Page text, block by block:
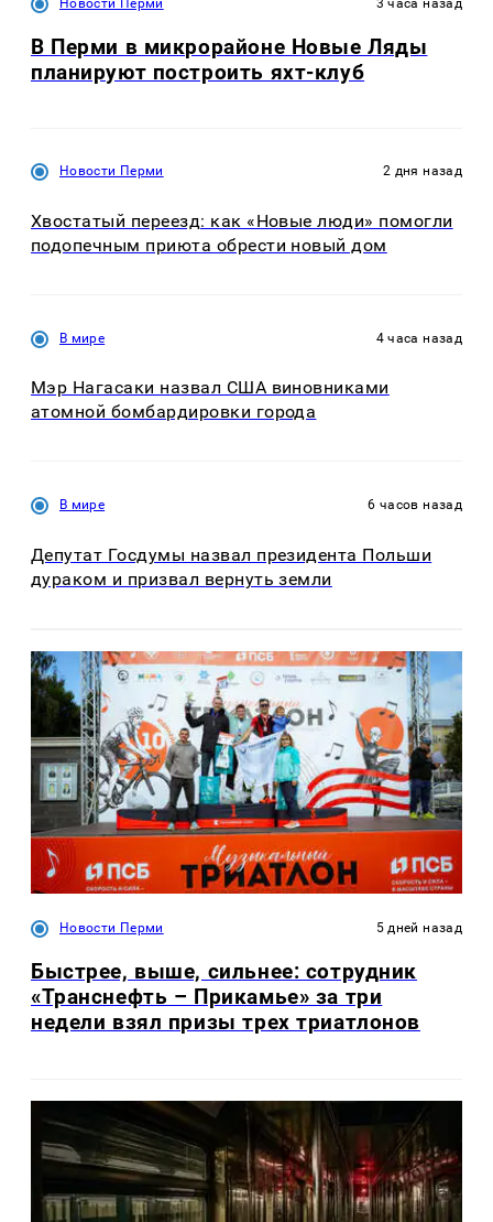
Новости Перми 3 часа назад
В Перми в микрорайоне Новые Ляды
планируют построить яхт-клуб
Новости Перми 2 дня назад
Хвостатый переезд: как «Новые люди» помогли
подопечным приюта обрести новый дом
В мире 4 часа назад
Мэр Нагасаки назвал США виновниками
атомной бомбардировки города
В мире 6 часов назад
Депутат Госдумы назвал президента Польши
дураком и призвал вернуть земли
Новости Перми 5 дней назад
Быстрее, выше, сильнее: сотрудник
«Транснефть – Прикамье» за три
недели взял призы трех триатлонов